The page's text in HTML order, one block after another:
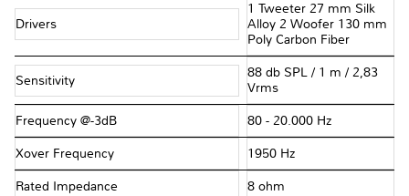
Drivers
1 Tweeter 27 mm Silk
Alloy 2 Woofer 130 mm
Poly Carbon Fiber
Sensitivity
88 db SPL / 1 m / 2,83
Vrms
Frequency @-3dB 80 - 20.000 Hz
Xover Frequency 1950 Hz
Rated Impedance 8 ohm